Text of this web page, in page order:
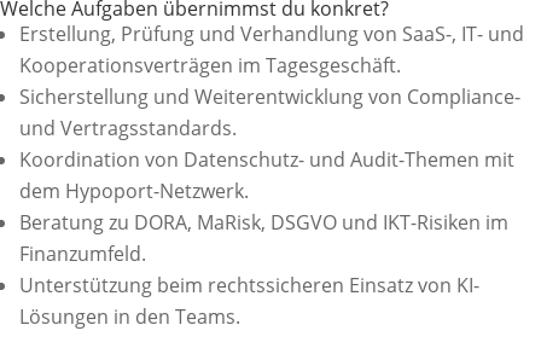
Welche Aufgaben übernimmst du konkret?
Erstellung, Prüfung und Verhandlung von SaaS-, IT- und
Kooperationsverträgen im Tagesgeschäft.
Sicherstellung und Weiterentwicklung von Compliance-
und Vertragsstandards.
Koordination von Datenschutz- und Audit-Themen mit
dem Hypoport-Netzwerk.
Beratung zu DORA, MaRisk, DSGVO und IKT-Risiken im
Finanzumfeld.
Unterstützung beim rechtssicheren Einsatz von KI-
Lösungen in den Teams.